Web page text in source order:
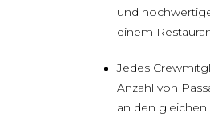
und
einem
Jedes
Anzahl von
an den